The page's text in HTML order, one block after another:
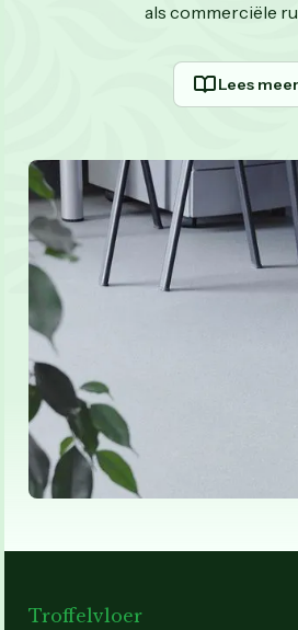
als commerciële
Lees meer
Troffelvloer